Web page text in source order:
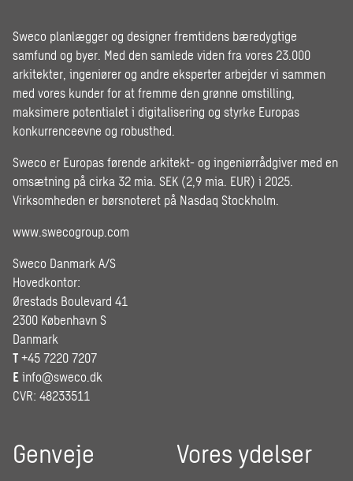
Sweco planlægger og designer fremtidens bæredygtige
samfund og byer. Med den samlede viden fra vores 23.000
arkitekter, ingeniører og andre eksperter arbejder vi sammen
med vores kunder for at fremme den grønne omstilling,
maksimere potentialet i digitalisering og styrke Europas
konkurrenceevne og robusthed.
Sweco er Europas førende arkitekt- og ingeniørrådgiver med en
omsætning på cirka 32 mia. SEK (2,9 mia. EUR) i 2025.
Virksomheden er børsnoteret på Nasdaq Stockholm.
www.swecogroup.com
Sweco Danmark A/S
Hovedkontor:
Ørestads Boulevard 41
2300 København S
Danmark
T +45 7220 7207
E info@sweco.dk
CVR: 48233511
Genveje Vores ydelser